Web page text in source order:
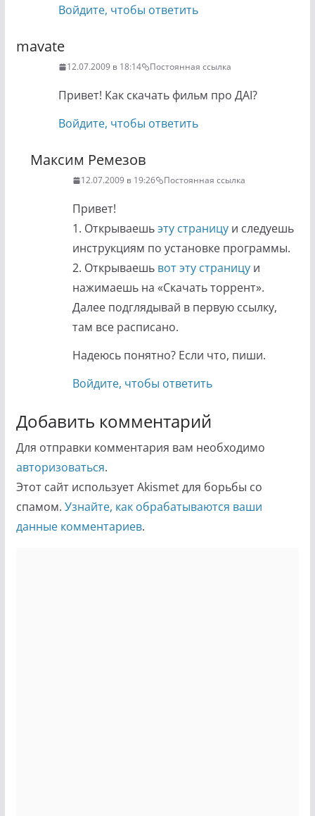
Войдите, чтобы ответить
mavate
12.07.2009 в 18:14 Постоянная ссылка
Привет! Как скачать фильм про ДАI?
Войдите, чтобы ответить
Максим Ремезов
12.07.2009 в 19:26 Постоянная ссылка
Привет!
1. Открываешьэту страницуи следуешь
инструкциям по установке программы.
2. Открываешь вот эту страницуи
нажимаешь на «Скачать торрент».
Далее подглядывай в первую ссылку,
там все расписано.
Надеюсь понятно? Если что, пиши.
Войдите, чтобы ответить
Добавить комментарий
Для отправки комментария вам необходимо
авторизоваться.
Этот сайт использует Akismet для борьбы со
спамом. Узнайте, как обрабатываются ваши
данные комментариев.